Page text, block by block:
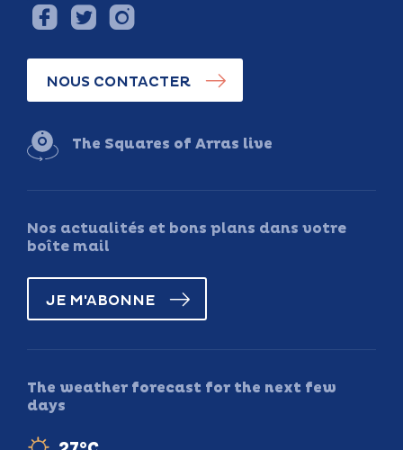
NOUS CONTACTER
The Squares of Arras live
Nos actualités et bons plans dans votre
boîte mail
JE M'ABONNE
The weather forecast for the next few
days